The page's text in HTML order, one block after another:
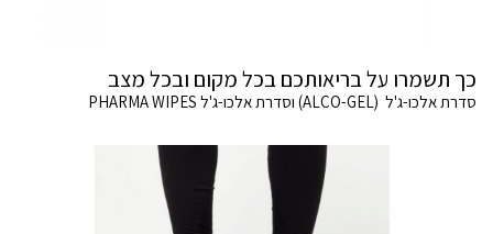
כך תשמרו על בריאותכם בכל מקום ובכל מצב
סדרת אלכו-ג'ל (ALCO-GEL) וסדרת אלכו-ג'ל PHARMA WIPES